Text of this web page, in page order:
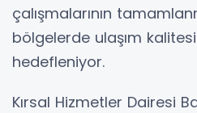
çalışmalarının
bölgelerde ulaşım
hedefleniyor.
Kırsal Hizmetler Dairesi